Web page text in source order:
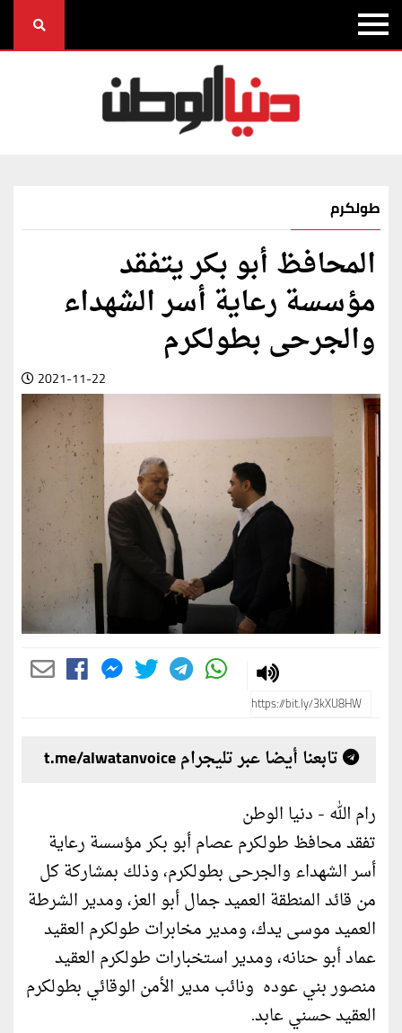
طولكرم
المحافظ أبو بكر يتفقد
مؤسسة رعاية أسر الشهداء
والجرحى بطولكرم
2021-11-22
تابعنا أيضا عبر تليجرام t.me/alwatanvoice
رام الله - دنيا الوطن
تفقد محافظ طولكرم عصام أبو بكر مؤسسة رعاية
أسر الشهداء والجرحى بطولكرم، وذلك بمشاركة كل
من قائد المنطقة العميد جمال أبو العز، ومدير الشرطة
العميد موسى يدك، ومدير مخابرات طولكرم العقيد
عماد أبو حنانه، ومدير استخبارات طولكرم العقيد
منصور بني عوده ونائب مدير الأمن الوقائي بطولكرم
العقيد حسني عابد.